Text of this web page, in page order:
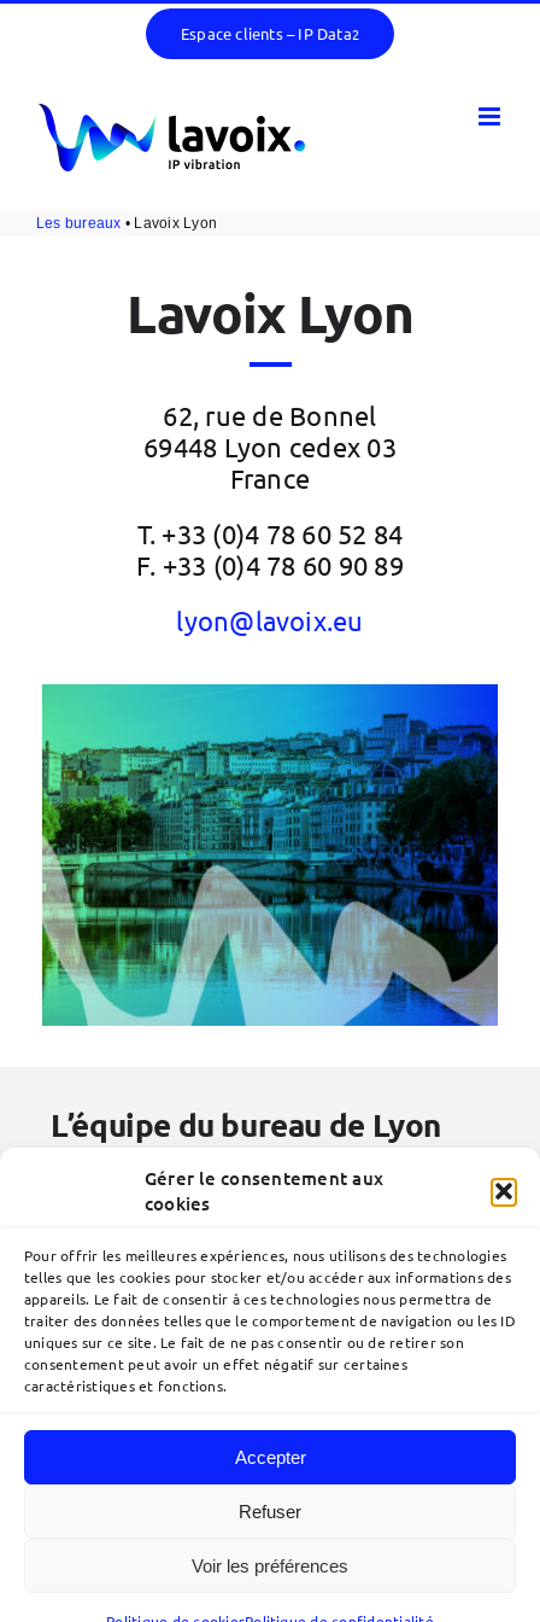
Gérer le consentement aux
cookies
Pour offrir les meilleures expériences, nous utilisons des technologies
telles que les cookies pour stocker et/ou accéder aux informations des
appareils. Le fait de consentir à ces technologies nous permettra de
traiter des données telles que le comportement de navigation ou les ID
uniques sur ce site. Le fait de ne pas consentir ou de retirer son
consentement peut avoir un effet négatif sur certaines
caractéristiques et fonctions.
Accepter
Refuser
Voir les préférences
Espace clients – IP Data2
Les bureaux • Lavoix Lyon
Lavoix Lyon
62, rue de Bonnel
69448 Lyon cedex 03
France
T. +33 (0)4 78 60 52 84
F. +33 (0)4 78 60 90 89
lyon@lavoix.eu
L’équipe du bureau de Lyon
Navigation
Qui sommes-nous ?
Mentions légales•Politique de confidentialité